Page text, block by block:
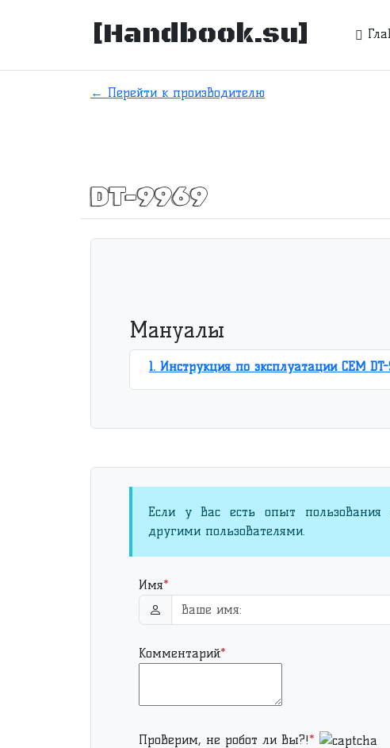
[Handbook.su]
← Перейти к производителю
DT-9969
Мануалы
1. Инструкция по эксплуатации CEM
Если у Вас есть опыт
другими пользователями.
Имя*
Комментарий*
Проверим, не робот ли Вы?!*